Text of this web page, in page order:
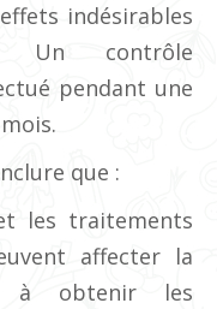
indésirables
Un contrôle
pendant une
que :
les traitements
affecter la
à obtenir les